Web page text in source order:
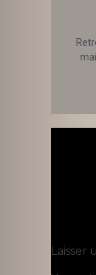
Laisser